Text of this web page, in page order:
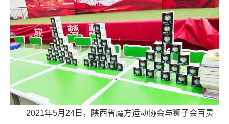
2021年5月24日，陕西省魔方运动协会与狮子会百灵